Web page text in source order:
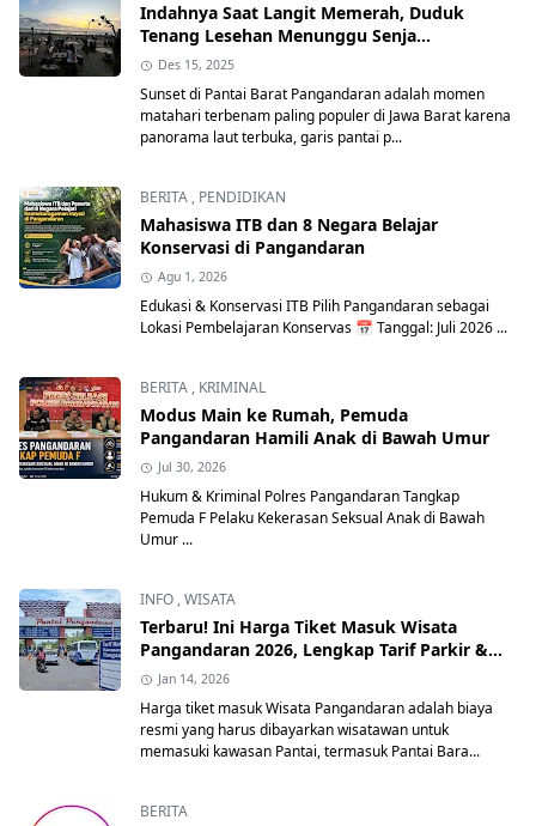
Indahnya Saat Langit Memerah, Duduk
Tenang Lesehan Menunggu Senja
Pangandaran
Des 15, 2025
Sunset di Pantai Barat Pangandaran adalah momen
matahari terbenam paling populer di Jawa Barat karena
panorama laut terbuka, garis pantai p...
BERITA, PENDIDIKAN
Mahasiswa ITB dan 8 Negara Belajar
Konservasi di Pangandaran
Agu 1, 2026
Edukasi & Konservasi ITB Pilih Pangandaran sebagai
Lokasi Pembelajaran Konservas 📅 Tanggal: Juli 2026 ...
BERITA, KRIMINAL
Modus Main ke Rumah, Pemuda
Pangandaran Hamili Anak di Bawah Umur
Jul 30, 2026
Hukum & Kriminal Polres Pangandaran Tangkap
Pemuda F Pelaku Kekerasan Seksual Anak di Bawah
Umur ...
INFO,WISATA
Terbaru! Ini Harga Tiket Masuk Wisata
Pangandaran 2026, Lengkap Tarif Parkir &
Retribusi Resmi
Jan 14, 2026
Harga tiket masuk Wisata Pangandaran adalah biaya
resmi yang harus dibayarkan wisatawan untuk
memasuki kawasan Pantai, termasuk Pantai Bara...
BERITA